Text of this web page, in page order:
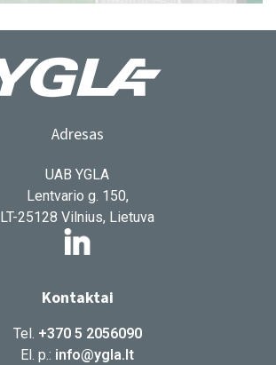
Adresas
UAB YGLA
Lentvario g. 150,
LT-25128 Vilnius, Lietuva
Kontaktai
Tel. +370 5 2056090
El. p.: info@ygla.lt